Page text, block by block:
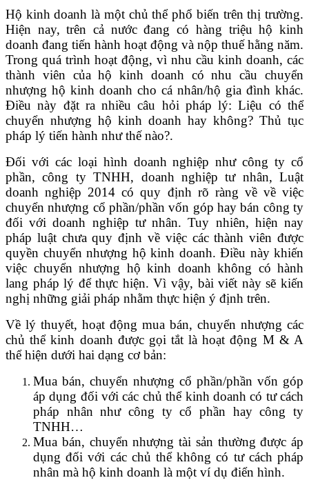
Hộ kinh doanh là một chủ thể phổ biến trên thị trường.
Hiện nay, trên cả nước đang có hàng triệu hộ kinh
doanh đang tiến hành hoạt động và nộp thuế hằng năm.
Trong quá trình hoạt động, vì nhu cầu kinh doanh, các
thành viên của hộ kinh doanh có nhu cầu chuyển
nhượng hộ kinh doanh cho cá nhân/hộ gia đình khác.
Điều này đặt ra nhiều câu hỏi pháp lý: Liệu có thể
chuyển nhượng hộ kinh doanh hay không? Thủ tục
pháp lý tiến hành như thế nào?.
Đối với các loại hình doanh nghiệp như công ty cổ
phần, công ty TNHH, doanh nghiệp tư nhân, Luật
doanh nghiệp 2014 có quy định rõ ràng về về việc
chuyển nhượng cổ phần/phần vốn góp hay bán công ty
đối với doanh nghiệp tư nhân. Tuy nhiên, hiện nay
pháp luật chưa quy định về việc các thành viên được
quyền chuyển nhượng hộ kinh doanh. Điều này khiến
việc chuyển nhượng hộ kinh doanh không có hành
lang pháp lý để thực hiện. Vì vậy, bài viết này sẽ kiến
nghị những giải pháp nhằm thực hiện ý định trên.
Về lý thuyết, hoạt động mua bán, chuyển nhượng các
chủ thể kinh doanh được gọi tắt là hoạt động M & A
thể hiện dưới hai dạng cơ bản:
Mua bán, chuyển nhượng cổ phần/phần vốn góp
áp dụng đối với các chủ thể kinh doanh có tư cách
pháp nhân như công ty cổ phần hay công ty
TNHH…
Mua bán, chuyển nhượng tài sản thường được áp
dụng đối với các chủ thể không có tư cách pháp
nhân mà hộ kinh doanh là một ví dụ điển hình.